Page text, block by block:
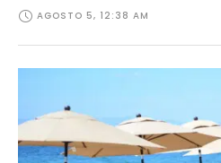
AGOSTO 5, 12:38 AM